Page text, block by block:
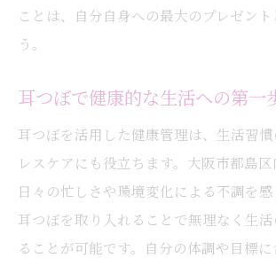
ことは、自分自身への最大のプレゼント
う。
耳つぼで健康的な生活への第一
耳つぼを活用した健康管理は、生活習
レスケアにも役立ちます。大阪市都島区
日々の忙しさや環境変化による不調を感
耳つぼを取り入れることで無理なく生
ることが可能です。自分の体調や目標